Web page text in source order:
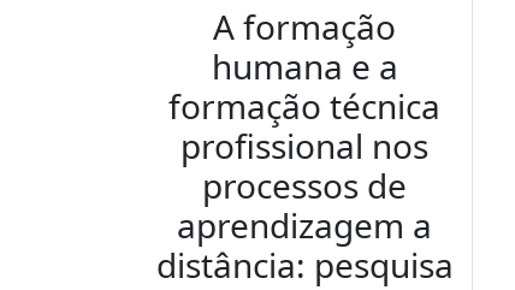
A formação
humana e a
formação técnica
profissional nos
processos de
aprendizagem a
distância: pesquisa